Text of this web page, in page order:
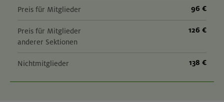
Preis für Mitglieder 96 €
Preis für Mitglieder
anderer Sektionen
126 €
Nichtmitglieder 138 €